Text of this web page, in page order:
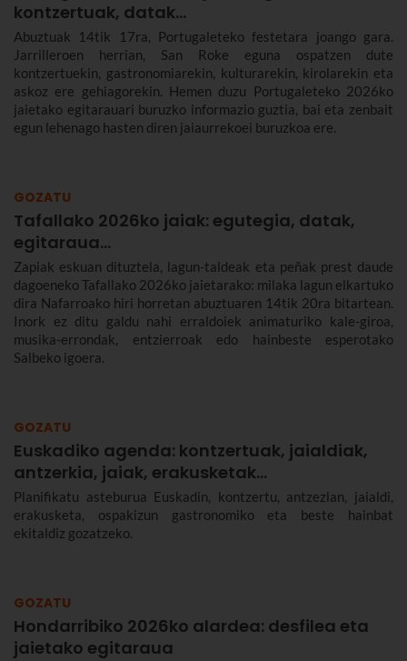
kontzertuak, datak...
Abuztuak 14tik 17ra, Portugaleteko festetara joango gara.
Jarrilleroen herrian, San Roke eguna ospatzen dute
kontzertuekin, gastronomiarekin, kulturarekin, kirolarekin eta
askoz ere gehiagorekin. Hemen duzu Portugaleteko 2026ko
jaietako egitarauari buruzko informazio guztia, bai eta zenbait
egun lehenago hasten diren jaiaurrekoei buruzkoa ere.
GOZATU
Tafallako 2026ko jaiak: egutegia, datak,
egitaraua...
Zapiak eskuan dituztela, lagun-taldeak eta peñak prest daude
dagoeneko Tafallako 2026ko jaietarako: milaka lagun elkartuko
dira Nafarroako hiri horretan abuztuaren 14tik 20ra bitartean.
Inork ez ditu galdu nahi erraldoiek animaturiko kale-giroa,
musika-errondak, entzierroak edo hainbeste esperotako
Salbeko igoera.
GOZATU
Euskadiko agenda: kontzertuak, jaialdiak,
antzerkia, jaiak, erakusketak…
Planifikatu asteburua Euskadin, kontzertu, antzezlan, jaialdi,
erakusketa, ospakizun gastronomiko eta beste hainbat
ekitaldiz gozatzeko.
GOZATU
Hondarribiko 2026ko alardea: desfilea eta
jaietako egitaraua